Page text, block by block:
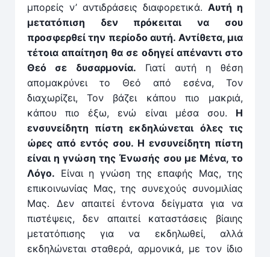
μπορείς ν’ αντιδράσεις διαφορε­τικά. Αυτή η
μετατόπιση δεν πρόκειται να σου
προσφερθεί την περίοδο αυτή. Αντίθετα, μια
τέτοια απαίτηση θα σε οδηγεί απέναντι στο
Θεό σε δυσαρμονία. Γιατί αυτή η θέση
απομακρύνει το Θεό από εσένα, Τον
διαχωρίζει, Τον βάζει κάπου πιο μακριά,
κάπου πιο έξω, ενώ είναι μέσα σου. Η
ενσυνείδητη πίστη εκδηλώνεται όλες τις
ώρες από εντός σου. Η ενσυνείδητη πίστη
είναι η γνώση της Ένωσής σου με Μένα, το
Λόγο. Είναι η γνώση της επαφής Μας, της
επικοινωνίας Μας, της συνεχούς συνομιλίας
Μας. Δεν απαιτεί έντονα δείγματα για να
πιστέψεις, δεν απαιτεί καταστάσεις βίαιης
μετατόπισης για να εκδηλωθεί, αλλά
εκδηλώνεται σταθερά, αρμονικά, με τον ίδιο